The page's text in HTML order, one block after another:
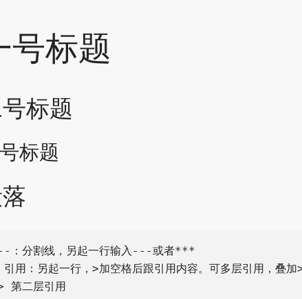
号标题
标题
标题
：分割线，另起一行输入---或者***
用：另起一行，>加空格后跟引用内容。可多层引用，叠加
第二层引用